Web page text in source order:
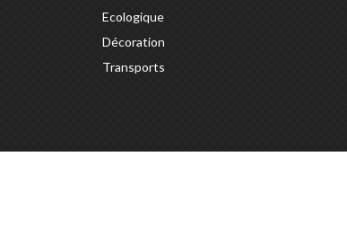
Ecologique
Décoration
Transports